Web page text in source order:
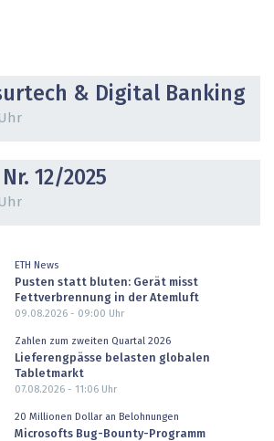
& Digital Banking
12/2025
ETH News
Pusten statt bluten: Gerät misst
Fettverbrennung in der Atemluft
09.08.2026 - 09:00 Uhr
Zahlen zum zweiten Quartal 2026
Lieferengpässe belasten globalen
Tabletmarkt
07.08.2026 - 11:06Uhr
20 Millionen Dollar an Belohnungen
Microsofts Bug-Bounty-Programm